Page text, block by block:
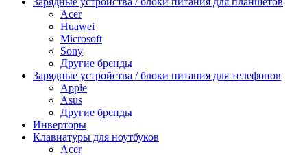
Acer
Huawei
Microsoft
Sony
Другие бренды
Зарядные устройства / блоки питания для телефонов
Apple
Asus
Другие бренды
Инверторы
Клавиатуры для ноутбуков
Acer